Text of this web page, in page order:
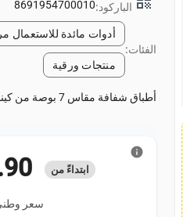
الباركود:8691954700010
الفئات:
أدوات مائدة للاستعمال
منتجات ورقية
أطباق شفافة مقاس 7 بوصة من كينجز هوم، 10 قطع
ابتداءً من ‏15.90 ₪
سعر
info